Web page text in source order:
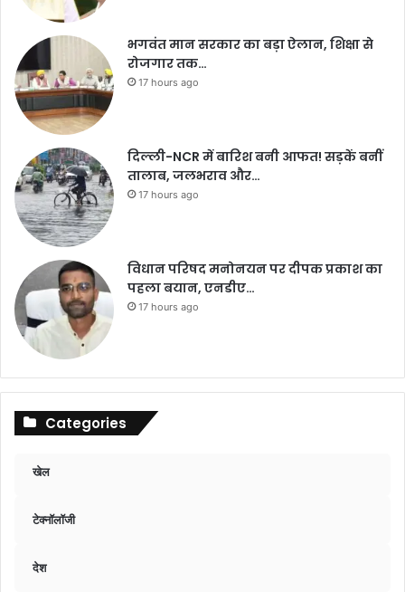
भगवंत मान सरकार का बड़ा ऐलान, शिक्षा से
रोजगार तक…
17 hours ago
दिल्ली-NCR में बारिश बनी आफत! सड़कें बनीं
तालाब, जलभराव और…
17 hours ago
विधान परिषद मनोनयन पर दीपक प्रकाश का
पहला बयान, एनडीए…
17 hours ago
Categories
खेल
टेक्नॉलॉजी
देश